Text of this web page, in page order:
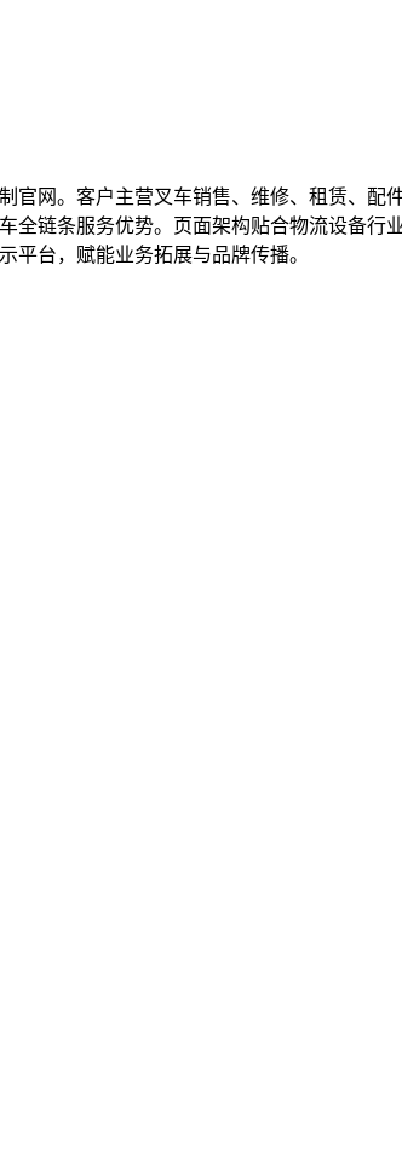
网。客户主营叉车销售、维修、租赁、配
链条服务优势。页面架构贴合物流设备行
平台，赋能业务拓展与品牌传播。